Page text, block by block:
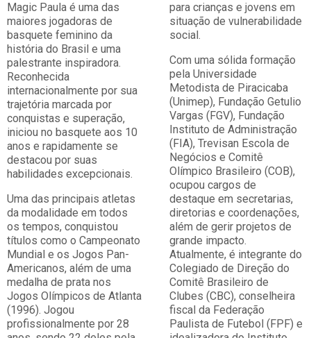
Magic Paula é uma das
maiores jogadoras de
basquete feminino da
história do Brasil e uma
palestrante inspiradora.
Reconhecida
internacionalmente por sua
trajetória marcada por
conquistas e superação,
iniciou no basquete aos 10
anos e rapidamente se
destacou por suas
habilidades excepcionais.
Uma das principais atletas
da modalidade em todos
os tempos, conquistou
títulos como o Campeonato
Mundial e os Jogos Pan-
Americanos, além de uma
medalha de prata nos
Jogos Olímpicos de Atlanta
(1996). Jogou
profissionalmente por 28
para crianças e jovens em
situação de vulnerabilidade
social.
Com uma sólida formação
pela Universidade
Metodista de Piracicaba
(Unimep), Fundação Getulio
Vargas (FGV), Fundação
Instituto de Administração
(FIA), Trevisan Escola de
Negócios e Comitê
Olímpico Brasileiro (COB),
ocupou cargos de
destaque em secretarias,
diretorias e coordenações,
além de gerir projetos de
grande impacto.
Atualmente, é integrante do
Colegiado de Direção do
Comitê Brasileiro de
Clubes (CBC), conselheira
fiscal da Federação
Paulista de Futebol (FPF) e